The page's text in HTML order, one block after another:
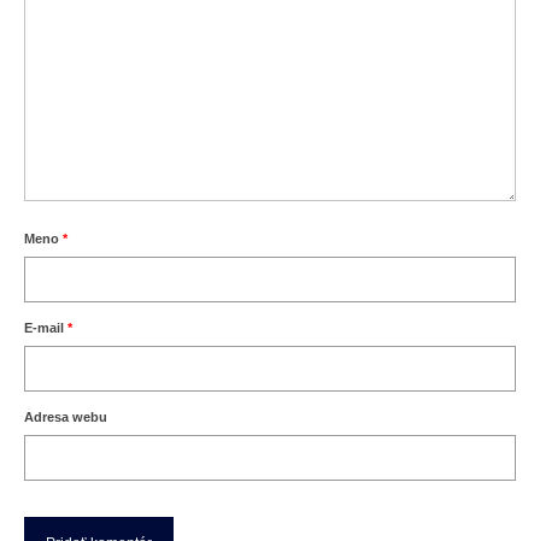
Meno *
E-mail *
Adresa webu